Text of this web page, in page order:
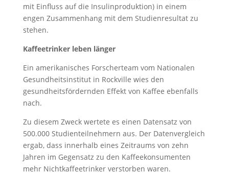
mit Einfluss auf die Insulinproduktion) in einem
engen Zusammenhang mit dem Studienresultat zu
stehen.
Kaffeetrinker leben länger
Ein amerikanisches Forscherteam vom Nationalen
Gesundheitsinstitut in Rockville wies den
gesundheitsfördernden Effekt von Kaffee ebenfalls
nach.
Zu diesem Zweck wertete es einen Datensatz von
500.000 Studienteilnehmern aus. Der Datenvergleich
ergab, dass innerhalb eines Zeitraums von zehn
Jahren im Gegensatz zu den Kaffeekonsumenten
mehr Nichtkaffeetrinker verstorben waren.